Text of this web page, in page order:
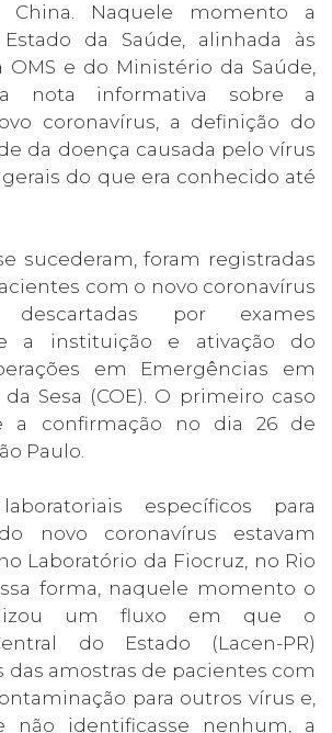
Naquele momento a
da Saúde, alinhada às
OMS e do Ministério da Saúde,
nota informativa sobre a
coronavírus, a definição do
da doença causada pelo vírus
do que era conhecido até
sucederam, foram registradas
com o novo coronavírus
por exames
e a instituição e ativação do
em Emergências em
Sesa (COE). O primeiro caso
a confirmação no dia 26 de
Paulo.
específicos para
novo coronavírus estavam
Laboratório da Fiocruz, no Rio
forma, naquele momento o
um fluxo em que o
do Estado (Lacen-PR)
das amostras de pacientes com
para outros vírus e,
não identificasse nenhum, a